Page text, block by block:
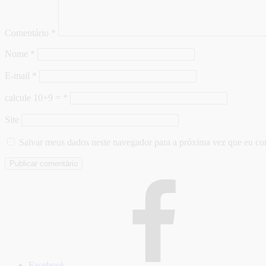
Comentário
Nome
E-mail
calcule 10+9 =
Site
Salvar meus dados neste navegador para a próxima vez que eu